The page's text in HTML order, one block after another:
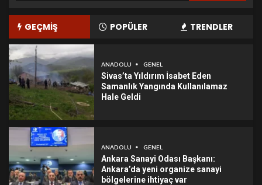
GEÇMİŞ POPÜLER TRENDLER
ANADOLU GENEL
Sivas’ta Yıldırım İsabet Eden
Samanlık Yangında Kullanılamaz
Hale Geldi
ANADOLU GENEL
Ankara Sanayi Odası Başkanı:
Ankara’da yeni organize sanayi
bölgelerine ihtiyaç var